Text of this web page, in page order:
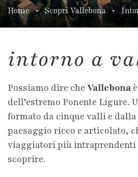
Home Scopri Vallebona
intorno a
Possiamo dire che Vallebona
dell’estremo Ponente Ligure.
formato da cinque valli e
paesaggio ricco e articolato,
viaggiatori più intraprendenti
scoprire.